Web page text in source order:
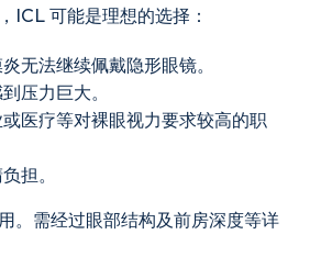
ICL 可能是理想的选择：
无法继续佩戴隐形眼镜。
压力巨大。
或医疗等对裸眼视力要求较高的职
担。
。需经过眼部结构及前房深度等详